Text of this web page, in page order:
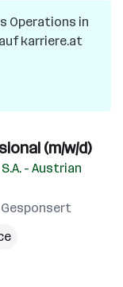
Business
Jobs
Operations in
karriere.at
(m/w/d)
S.A. - Austrian
Gesponsert